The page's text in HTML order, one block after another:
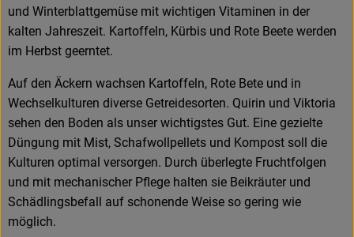
und Winterblattgemüse mit wichtigen Vitaminen in der
kalten Jahreszeit. Kartoffeln, Kürbis und Rote Beete werden
im Herbst geerntet.
Auf den Äckern wachsen Kartoffeln, Rote Bete und in
Wechselkulturen diverse Getreidesorten. Quirin und Viktoria
sehen den Boden als unser wichtigstes Gut. Eine gezielte
Düngung mit Mist, Schafwollpellets und Kompost soll die
Kulturen optimal versorgen. Durch überlegte Fruchtfolgen
und mit mechanischer Pflege halten sie Beikräuter und
Schädlingsbefall auf schonende Weise so gering wie
möglich.